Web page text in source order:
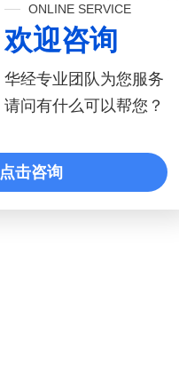
ONLINE SERVICE
欢迎咨询
华经专业团队为您服务
请问有什么可以帮您？
点击咨询